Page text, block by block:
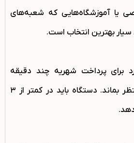
یا آموزشگاه‌هایی که شعبه‌های
سیار بهترین انتخاب است.
پرداخت شهریه چند دقیقه
پشت میز ثبت‌نام منتظر بماند. دستگاه باید در کمتر از ۳